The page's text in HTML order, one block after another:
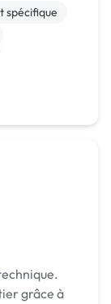
spécifique
grâce à